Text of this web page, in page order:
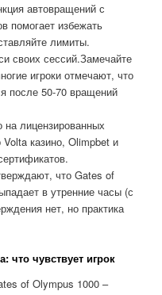
автовращений с
помогает избежать
лимиты.
своих сессий.Замечайте
игроки отмечают, что
после 50-70 вращений
на лицензированных
казино, Olimpbet и
что Gates of
в утренние часы (с
нет, но практика
чувствует игрок
of Olympus 1000 –